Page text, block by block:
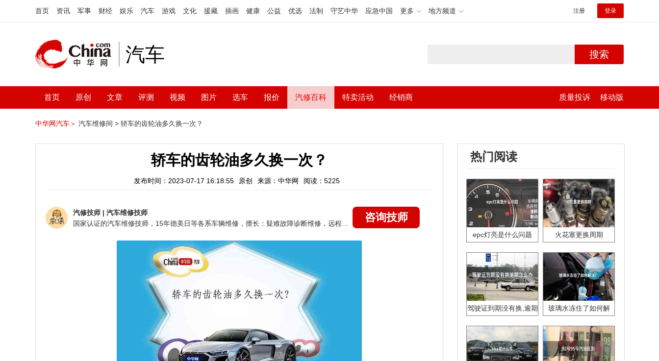
首页 资讯 军事 财经 娱乐 汽车 游戏 文化 援藏 插画 健康 公益 优选 法制 守艺中华 应急中国 更多 地方频道 注册 登录
汽车 搜索
首页 原创 文章 评测 视频 图片 选车 报价 汽修百科 特卖活动 经销商 质量投诉 移动版
中华网汽车＞ 汽车维修间 > 轿车的齿轮油多久换一次？
轿车的齿轮油多久换一次？
发布时间：2023-07-17 16:18:55 原创 来源：中华网 阅读：5225
汽修技师 | 汽车维修技师
咨询技师
热门阅读
epc灯亮是什么问题 火花塞更换周期
驾驶证到期没有换,逾期
玻璃水冻住了如何解